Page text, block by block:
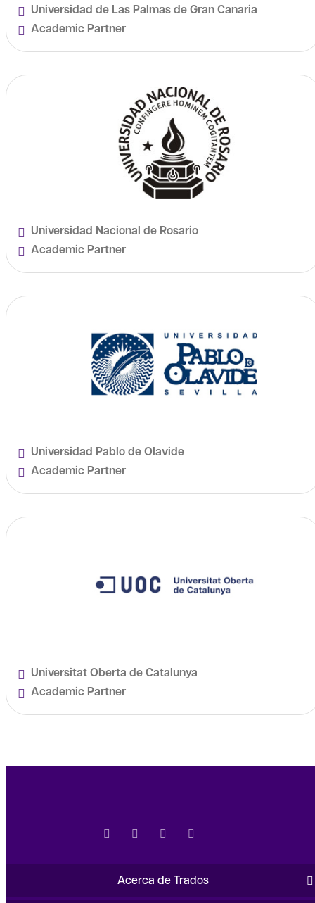
Universidad de Las Palmas de Gran Canaria
Academic Partner
Universidad Nacional de Rosario
Academic Partner
Universidad Pablo de Olavide
Academic Partner
Universitat Oberta de Catalunya
Academic Partner
Acerca de Trados